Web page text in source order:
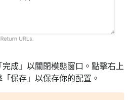
成」以關閉模態窗口。點擊右上
保存」以保存你的配置。